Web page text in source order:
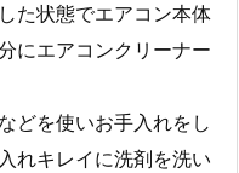
た状態でエアコン本体
にエアコンクリーナー
どを使いお手入れをし
れキレイに洗剤を洗い